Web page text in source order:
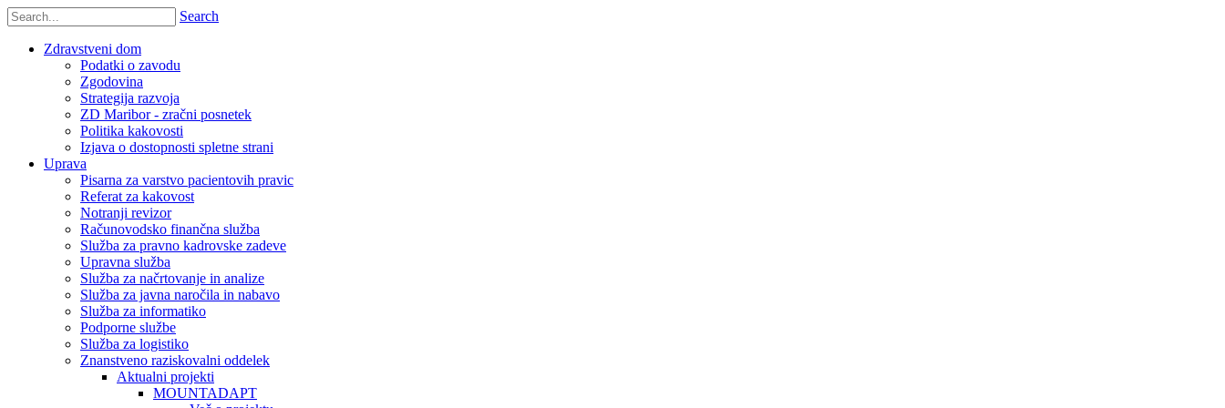
Search
Zdravstveni dom
Podatki o zavodu
Zgodovina
Strategija razvoja
ZD Maribor - zračni posnetek
Politika kakovosti
Izjava o dostopnosti spletne strani
Uprava
Pisarna za varstvo pacientovih pravic
Referat za kakovost
Notranji revizor
Računovodsko finančna služba
Služba za pravno kadrovske zadeve
Upravna služba
Služba za načrtovanje in analize
Služba za javna naročila in nabavo
Služba za informatiko
Podporne službe
Služba za logistiko
Znanstveno raziskovalni oddelek
Aktualni projekti
MOUNTADAPT